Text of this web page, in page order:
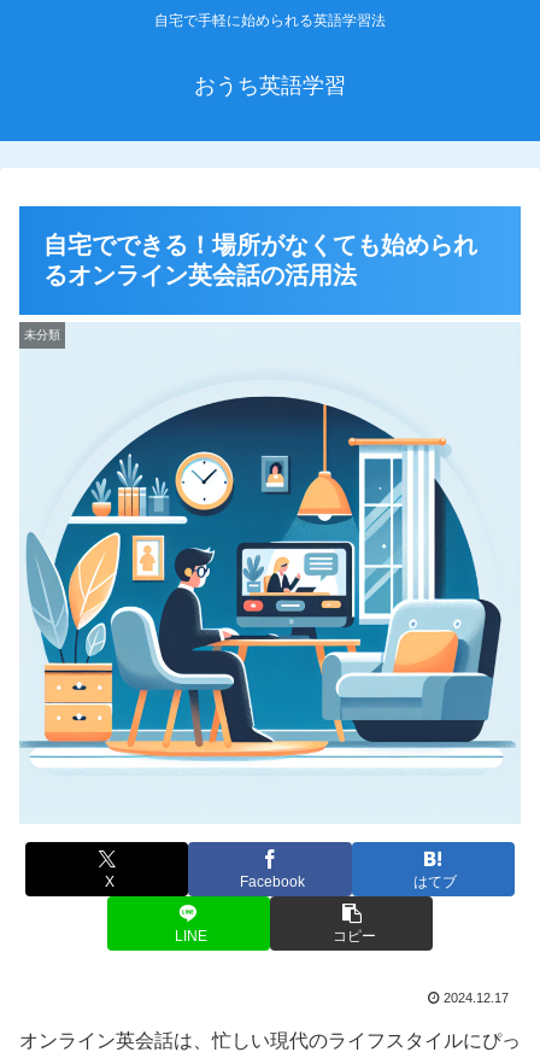
自宅で手軽に始められる英語学習法
おうち英語学習
自宅でできる！場所がなくても始められ
るオンライン英会話の活用法
未分類
X Facebook はてブ
LINE コピー
2024.12.17
オンライン英会話は、忙しい現代のライフスタイルにぴっ